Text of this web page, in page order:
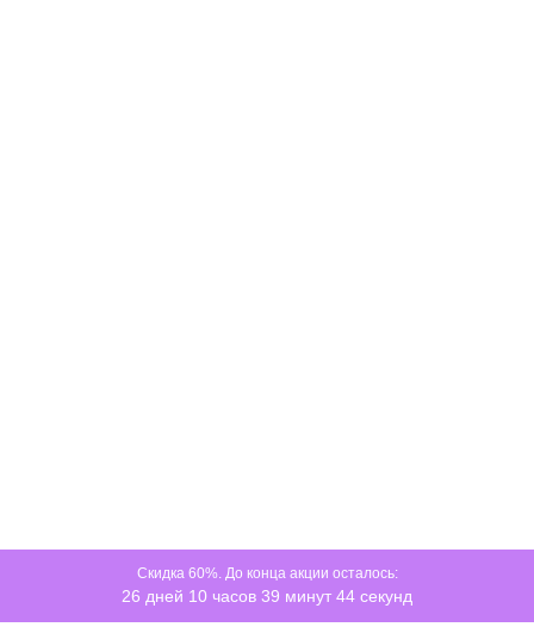
Скидка 60%. До конца акции осталось:
26 дней 10 часов 39 минут 44 секунд